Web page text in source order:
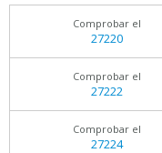
Comprobar el
27220
Comprobar el
27222
Comprobar el
27224